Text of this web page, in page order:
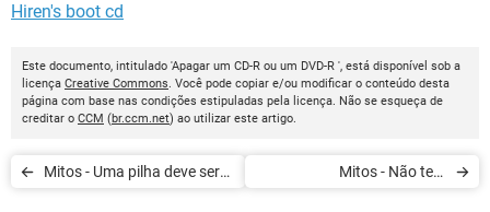
Hiren's boot cd
Este documento, intitulado 'Apagar um CD-R ou um DVD-R ', está disponível sob a
licença Creative Commons. Você pode copiar e/ou modificar o conteúdo desta
página com base nas condições estipuladas pela licença. Não se esqueça de
creditar o CCM (br.ccm.net) ao utilizar este artigo.
Mitos - Uma pilha deve ser
Mitos - Não tem